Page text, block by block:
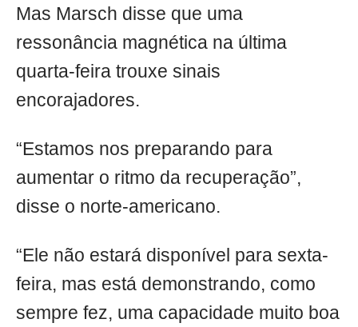
Mas Marsch disse que uma
ressonância magnética na última
quarta-feira trouxe sinais
encorajadores.
“Estamos nos preparando para
aumentar o ritmo da recuperação”,
disse o norte-americano.
“Ele não estará disponível para sexta-
feira, mas está demonstrando, como
sempre fez, uma capacidade muito boa